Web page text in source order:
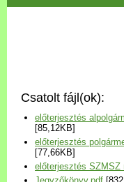
Választási
Versenyképes
Program
Csatolt fájl(ok):
előterjesztés
[85,12KB]
előterjesztés
[77,66KB]
előterjesztés SZMSZ